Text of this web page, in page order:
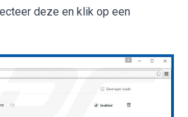
deze en klik op een